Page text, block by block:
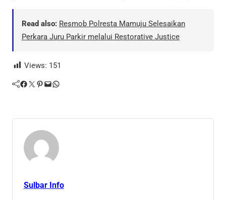
Read also: Resmob Polresta Mamuju Selesaikan
Perkara Juru Parkir melalui Restorative Justice
Views: 151
Facebook Twitter Pinterest Mail WhatsApp
Sulbar Info